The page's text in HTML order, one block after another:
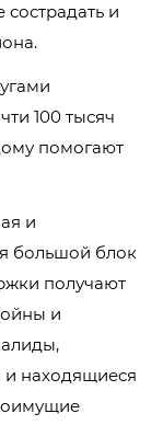
сострадать и
100 тысяч
помогают
и
большой блок
получают
и
и находящиеся